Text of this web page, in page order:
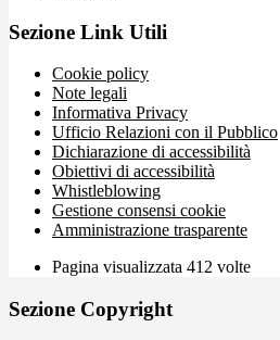
Sezione Link Utili
Cookie policy
Note legali
Informativa Privacy
Ufficio Relazioni con il Pubblico
Dichiarazione di accessibilità
Obiettivi di accessibilità
Whistleblowing
Gestione consensi cookie
Amministrazione trasparente
Pagina visualizzata 412 volte
Sezione Copyright